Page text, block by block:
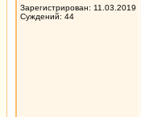
Зарегистрирован: 11.03.2019
Суждений: 44